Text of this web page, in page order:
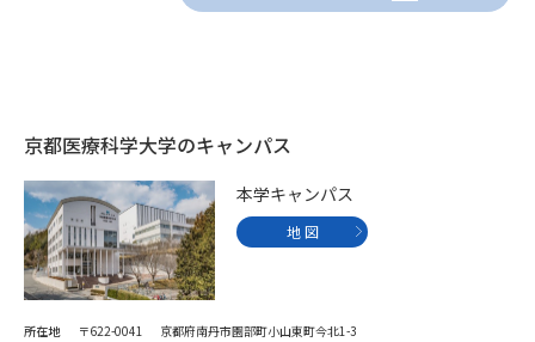
資料の料金の
受付内容・発送状況の確認
テレメール
お支払いサイト
個人情報取扱規定
特定商取引表記
京都医療科学大学のキャンパス
本学キャンパス
地 図
所在地
〒622-0041 京都府南丹市園部町小山東町今北1-3